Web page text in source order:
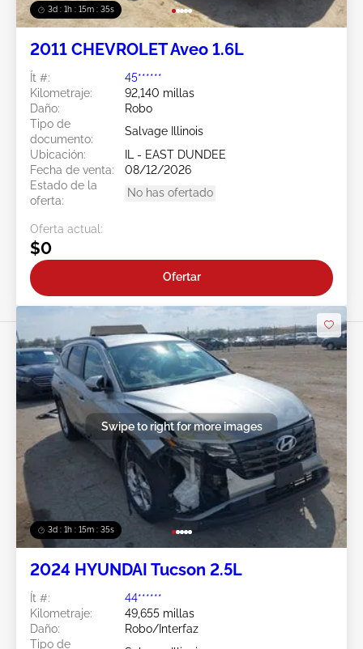
3d : 1h : 15m : 32s
2011 CHEVROLET Aveo 1.6L
Ít #:
45******
Kilometraje:
92,140 millas
Daño:
Robo
Tipo de
documento:
Salvage Illinois
Ubicación:
IL - EAST DUNDEE
Fecha de venta:
08/12/2026
Estado de la
oferta:
No has ofertado
Oferta actual:
$0
Ofertar
3d : 1h : 15m : 32s
Swipe to right for more images
2024 HYUNDAI Tucson 2.5L
Ít #:
44******
Kilometraje:
49,655 millas
Daño:
Robo/Interfaz
Tipo de